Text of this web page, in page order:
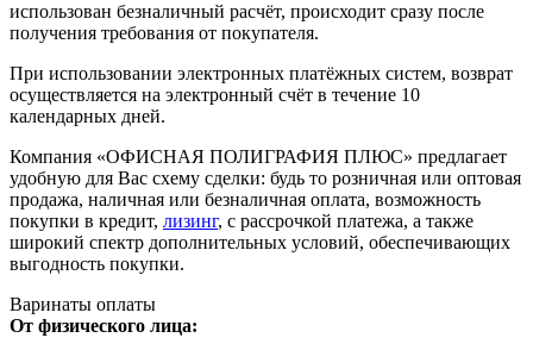
использован безналичный расчёт, происходит сразу после
получения требования от покупателя.
При использовании электронных платёжных систем, возврат
осуществляется на электронный счёт в течение 10
календарных дней.
Компания «ОФИСНАЯ ПОЛИГРАФИЯ ПЛЮС» предлагает
удобную для Вас схему сделки: будь то розничная или оптовая
продажа, наличная или безналичная оплата, возможность
покупки в кредит, лизинг, с рассрочкой платежа, а также
широкий спектр дополнительных условий, обеспечивающих
выгодность покупки.
Варинаты оплаты
От физического лица: